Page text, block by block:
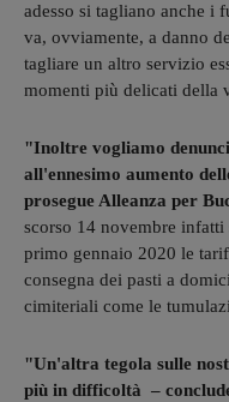
adesso si tagliano anche i
va, ovviamente, a danno
tagliare un altro servizio
momenti più delicati della
"Inoltre vogliamo
all'ennesimo aumento
prosegue Alleanza per
scorso 14 novembre infatti
primo gennaio 2020 le
consegna dei pasti a
cimiteriali come le
"Un'altra tegola sulle
più in difficoltà –